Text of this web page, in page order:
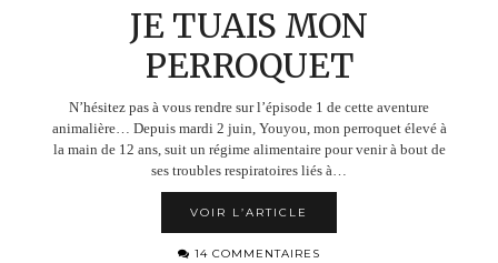
JE TUAIS MON
PERROQUET
N’hésitez pas à vous rendre sur l’épisode 1 de cette aventure
animalière… Depuis mardi 2 juin, Youyou, mon perroquet élevé à
la main de 12 ans, suit un régime alimentaire pour venir à bout de
ses troubles respiratoires liés à…
VOIR L’ARTICLE
14 COMMENTAIRES